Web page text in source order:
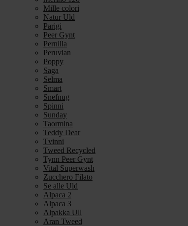
Mille colori
Natur Uld
Parigi
Peer Gynt
Pernilla
Peruvian
Poppy
Saga
Selma
Smart
Snefnug
Spinni
Sunday
Taormina
Teddy Dear
Tvinni
Tweed Recycled
Tynn Peer Gynt
Vital Superwash
Zucchero Filato
Se alle Uld
Alpaca 2
Alpaca 3
Alpakka Ull
Aran Tweed